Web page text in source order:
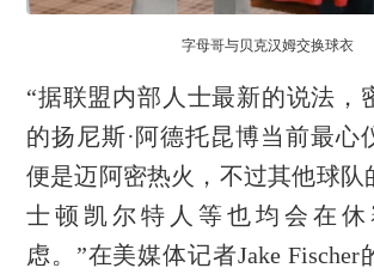
字母哥与贝克汉姆交换球衣
“据联盟内部人士最新的说法，
的扬尼斯·阿德托昆博当前最心
便是迈阿密热火，不过其他球队
士顿凯尔特人等也均会在
虑。”在美媒体记者Jake Fischer